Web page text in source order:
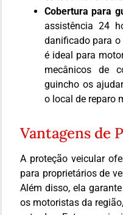
Cobertura para
assistência 24
danificado para o
é ideal para
mecânicos de
guincho os
o local de reparo
Vantagens de
A proteção veicular
para proprietários de
Além disso, ela
os motoristas da